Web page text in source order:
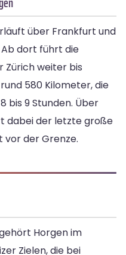
über Frankfurt und
Ab dort führt die
Zürich weiter bis
580 Kilometer, die
bis 9 Stunden. Über
dabei der letzte große
der Grenze.
Horgen im
Zielen, die bei